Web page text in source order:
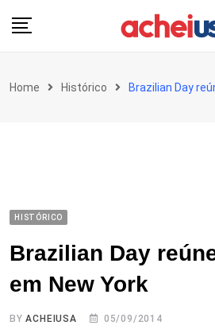
Home Histórico Brazilian Day
HISTÓRICO
Brazilian Day
em New York
BYACHEIUSA 05/09/2014